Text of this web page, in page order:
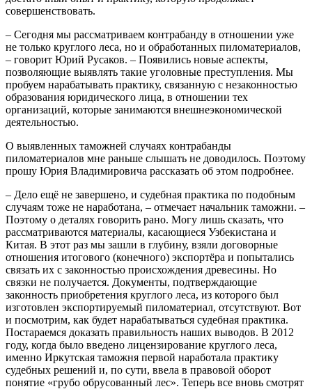
совершенствовать.
– Сегодня мы рассматриваем контрабанду в отношении уже
не только круглого леса, но и обработанных пиломатериалов,
– говорит Юрий Русаков. – Появились новые аспекты,
позволяющие выявлять такие уголовные преступления. Мы
пробуем нарабатывать практику, связанную с незаконностью
образования юридического лица, в отношении тех
организаций, которые занимаются внешнеэкономической
деятельностью.
О выявленных таможней случаях контрабанды
пиломатериалов мне раньше слышать не доводилось. Поэтому
прошу Юрия Владимировича рассказать об этом подробнее.
– Дело ещё не завершено, и судебная практика по подобным
случаям тоже не наработана, – отмечает начальник таможни. –
Поэтому о деталях говорить рано. Могу лишь сказать, что
рассматриваются материалы, касающиеся Узбекистана и
Китая. В этот раз мы зашли в глубину, взяли договорные
отношения итогового (конечного) экспортёра и попытались
связать их с законностью происхождения древесины. Но
связки не получается. Документы, подтверждающие
законность приобретения круглого леса, из которого был
изготовлен экспортируемый пиломатериал, отсутствуют. Вот
и посмотрим, как будет нарабатываться судебная практика.
Постараемся доказать правильность наших выводов. В 2012
году, когда было введено лицензирование круглого леса,
именно Иркутская таможня первой наработала практику
судебных решений и, по сути, ввела в правовой оборот
понятие «грубо обрусованный лес». Теперь все вновь смотрят